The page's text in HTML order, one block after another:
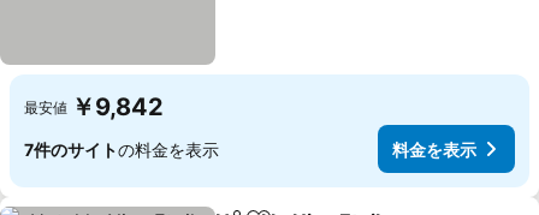
最安値 ￥9,842
7件のサイトの料金を表示 料金を表示